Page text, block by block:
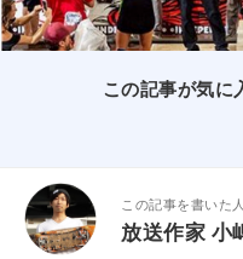
この記事が気に
この記事を書いた人
放送作家 小